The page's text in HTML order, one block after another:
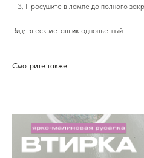
Просушите в лампе до полного
Вид: Блеск металлик одноцветный
Смотрите также